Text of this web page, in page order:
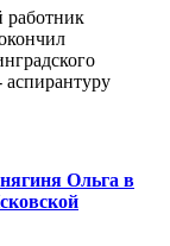
работник
Ольга в